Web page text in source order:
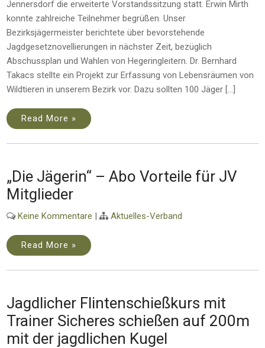
Jennersdorf die erweiterte Vorstandssitzung statt. Erwin Mirth
konnte zahlreiche Teilnehmer begrüßen. Unser
Bezirksjägermeister berichtete über bevorstehende
Jagdgesetznovellierungen in nächster Zeit, bezüglich
Abschussplan und Wahlen von Hegeringleitern. Dr. Bernhard
Takacs stellte ein Projekt zur Erfassung von Lebensräumen von
Wildtieren in unserem Bezirk vor. Dazu sollten 100 Jäger […]
Read More »
„Die Jägerin“ – Abo Vorteile für JV
Mitglieder
Keine Kommentare | Aktuelles-Verband
Read More »
Jagdlicher Flintenschießkurs mit
Trainer Sicheres schießen auf 200m
mit der jagdlichen Kugel